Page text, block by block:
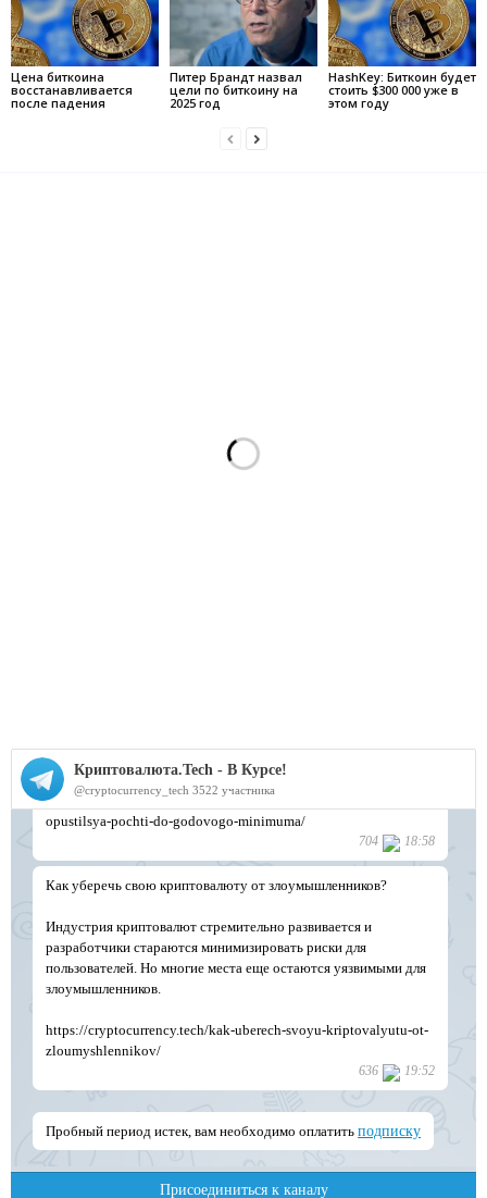
Цена биткоина
восстанавливается
после падения
Питер Брандт назвал
цели по биткоину на
2025 год
HashKey: Биткоин будет
стоить $300 000 уже в
этом году